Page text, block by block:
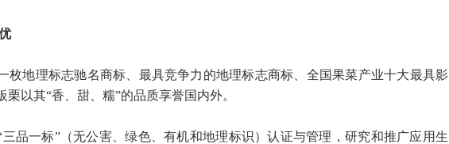
枚地理标志驰名商标、最具竞争力的地理标志商标、全国果菜产业十大最具影
以其“香、甜、糯”的品质享誉国内外。
品一标”（无公害、绿色、有机和地理标识）认证与管理，研究和推广应用生